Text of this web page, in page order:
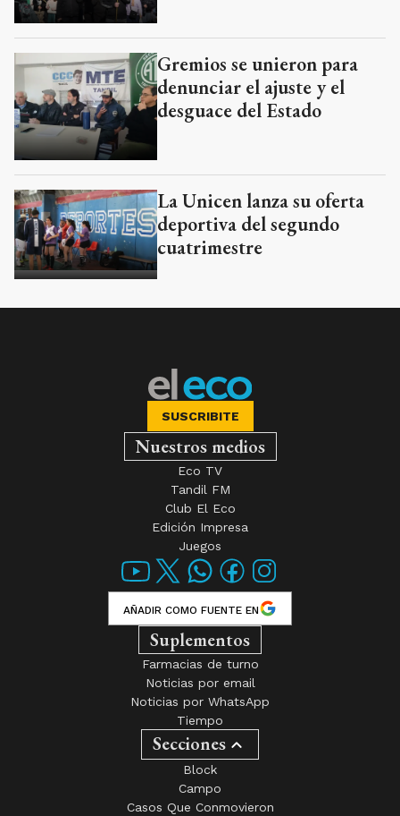
Gremios se unieron para
denunciar el ajuste y el
desguace del Estado
La Unicen lanza su oferta
deportiva del segundo
cuatrimestre
SUSCRIBITE
Nuestros medios
Eco TV
Tandil FM
Club El Eco
Edición Impresa
Juegos
AÑADIR COMO FUENTE EN
Suplementos
Farmacias de turno
Noticias por email
Noticias por WhatsApp
Tiempo
Secciones
Block
Campo
Casos Que Conmovieron